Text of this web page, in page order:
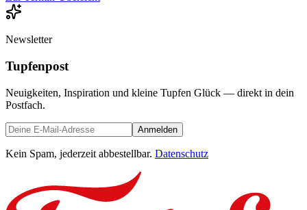
Newsletter
Tupfenpost
Neuigkeiten, Inspiration und kleine Tupfen Glück — direkt in dein
Postfach.
Anmelden
Kein Spam, jederzeit abbestellbar. Datenschutz